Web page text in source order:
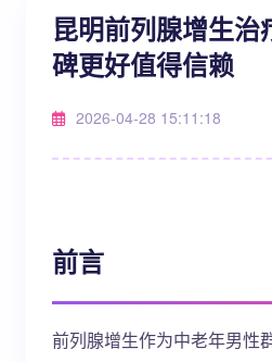
昆明前列腺增生治
碑更好值得信赖
2026-04-28 15:11:18
前言
前列腺增生作为中老年男性